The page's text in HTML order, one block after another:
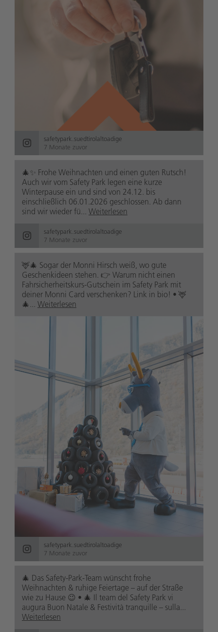
safetypark.suedtirolaltoadige
7 Monate zuvor
🎄✨ Frohe Weihnachten und einen guten Rutsch!
Auch wir vom Safety Park legen eine kurze
Winterpause ein und sind von 24.12. bis
einschließlich 06.01.2026 geschlossen. Ab dann
sind wir wieder fü... Weiterlesen
safetypark.suedtirolaltoadige
7 Monate zuvor
🦌🎄 Sogar der Monni Hirsch weiß, wo gute
Geschenkideen stehen. 👉 Warum nicht einen
Fahrsicherheitskurs-Gutschein im Safety Park mit
deiner Monni Card verschenken? Link in bio! • 🦌
🎄... Weiterlesen
safetypark.suedtirolaltoadige
7 Monate zuvor
🎄 Das Safety-Park-Team wünscht frohe
Weihnachten & ruhige Feiertage – auf der Straße
wie zu Hause 😉 • 🎄 Il team del Safety Park vi
augura Buon Natale & Festività tranquille – sulla...
Weiterlesen